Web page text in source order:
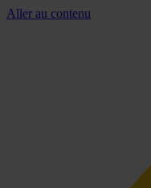
Aller au contenu